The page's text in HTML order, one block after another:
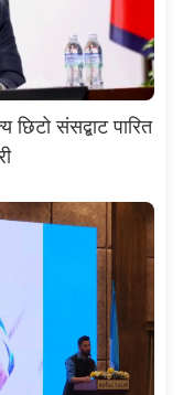
संसद्बाट पारित